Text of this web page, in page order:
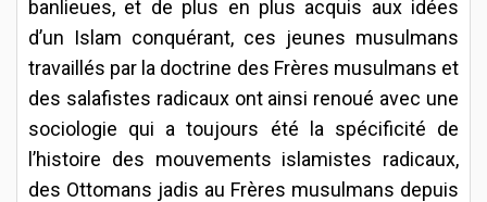
banlieues, et de plus en plus acquis aux idées
d’un Islam conquérant, ces jeunes musulmans
travaillés par la doctrine des Frères musulmans et
des salafistes radicaux ont ainsi renoué avec une
sociologie qui a toujours été la spécificité de
l’histoire des mouvements islamistes radicaux,
des Ottomans jadis au Frères musulmans depuis